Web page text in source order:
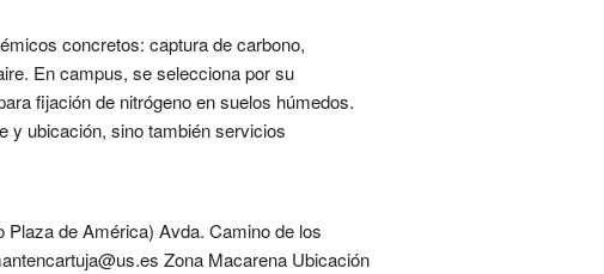
concretos: captura de carbono,
En campus, se selecciona por su
fijación de nitrógeno en suelos húmedos.
y ubicación, sino también servicios
de América) Avda. Camino de los
Zona Macarena Ubicación